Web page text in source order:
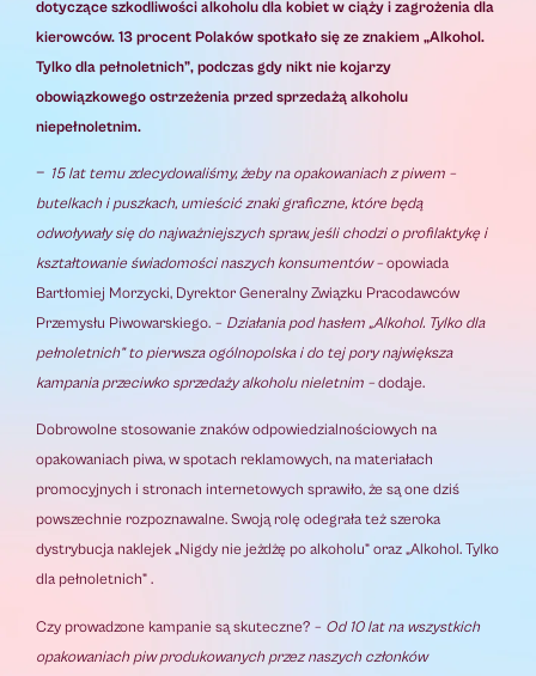
dotyczące szkodliwości alkoholu dla kobiet w ciąży i zagrożenia dla
kierowców. 13 procent Polaków spotkało się ze znakiem „Alkohol.
Tylko dla pełnoletnich”, podczas gdy nikt nie kojarzy
obowiązkowego ostrzeżenia przed sprzedażą alkoholu
niepełnoletnim.
– 15 lat temu zdecydowaliśmy, żeby na opakowaniach z piwem –
butelkach i puszkach, umieścić znaki graficzne, które będą
odwoływały się do najważniejszych spraw, jeśli chodzi o profilaktykę i
kształtowanie świadomości naszych konsumentów – opowiada
Bartłomiej Morzycki, Dyrektor Generalny Związku Pracodawców
Przemysłu Piwowarskiego. – Działania pod hasłem „Alkohol. Tylko dla
pełnoletnich” to pierwsza ogólnopolska i do tej pory największa
kampania przeciwko sprzedaży alkoholu nieletnim – dodaje.
Dobrowolne stosowanie znaków odpowiedzialnościowych na
opakowaniach piwa, w spotach reklamowych, na materiałach
promocyjnych i stronach internetowych sprawiło, że są one dziś
powszechnie rozpoznawalne. Swoją rolę odegrała też szeroka
dystrybucja naklejek „Nigdy nie jeżdżę po alkoholu” oraz „Alkohol. Tylko
dla pełnoletnich” .
Czy prowadzone kampanie są skuteczne? – Od 10 lat na wszystkich
opakowaniach piw produkowanych przez naszych członków